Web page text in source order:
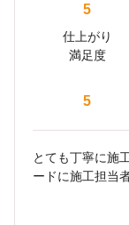
5
仕上がり
満足度
5
とても丁寧に施
ードに施工担当